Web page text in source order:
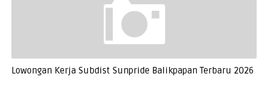
Lowongan Kerja Subdist Sunpride Balikpapan Terbaru 2026